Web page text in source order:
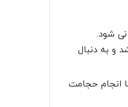
شود.
و به دنبال
انجام حجامت